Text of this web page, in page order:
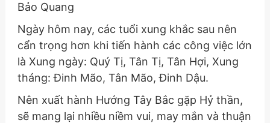
Bảo Quang
Ngày hôm nay, các tuổi xung khắc sau nên
cẩn trọng hơn khi tiến hành các công việc lớn
là Xung ngày: Quý Tị, Tân Tị, Tân Hợi, Xung
tháng: Đinh Mão, Tân Mão, Đinh Dậu.
Nên xuất hành Hướng Tây Bắc gặp Hỷ thần,
sẽ mang lại nhiều niềm vui, may mắn và thuận